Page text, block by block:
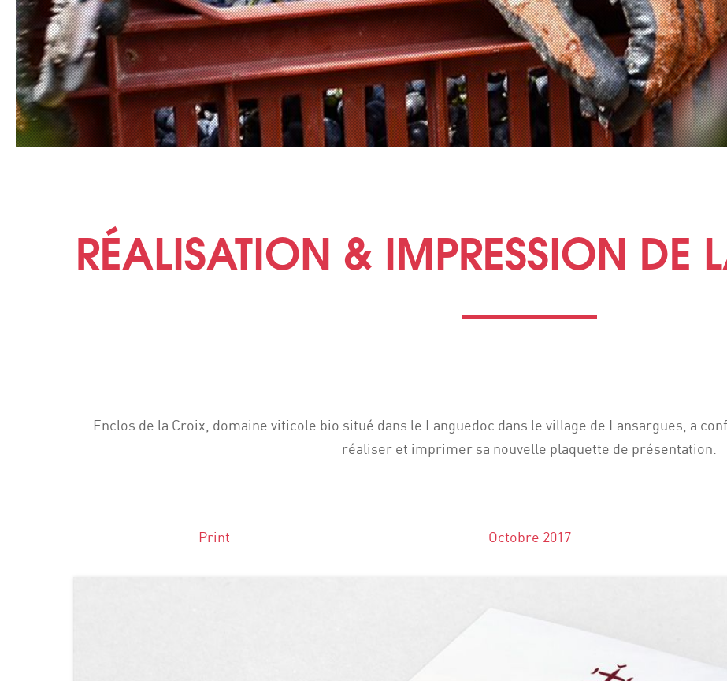
RÉALISATION & IMPRESSION DE
Enclos de la Croix, domaine viticole bio situé dans le Languedoc dans le village de Lansargues, a
réaliser et imprimer sa nouvelle plaquette de présentation.
Print Octobre 2017